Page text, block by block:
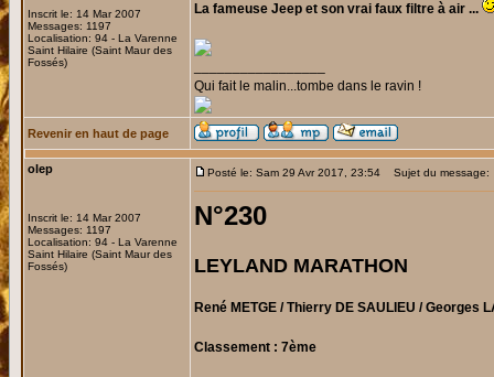
Inscrit le: 14 Mar 2007
Messages: 1197
Localisation: 94 - La Varenne
Saint Hilaire (Saint Maur des
Fossés)
La fameuse Jeep et son vrai faux filtre à air ...
Qui fait le malin...tombe dans le ravin !
Revenir en haut de page
olep
Inscrit le: 14 Mar 2007
Messages: 1197
Localisation: 94 - La Varenne
Saint Hilaire (Saint Maur des
Fossés)
Posté le: Sam 29 Avr 2017, 23:54 Sujet du message:
N°230
LEYLAND MARATHON
René METGE / Thierry DE SAULIEU / Georges
Classement : 7ème